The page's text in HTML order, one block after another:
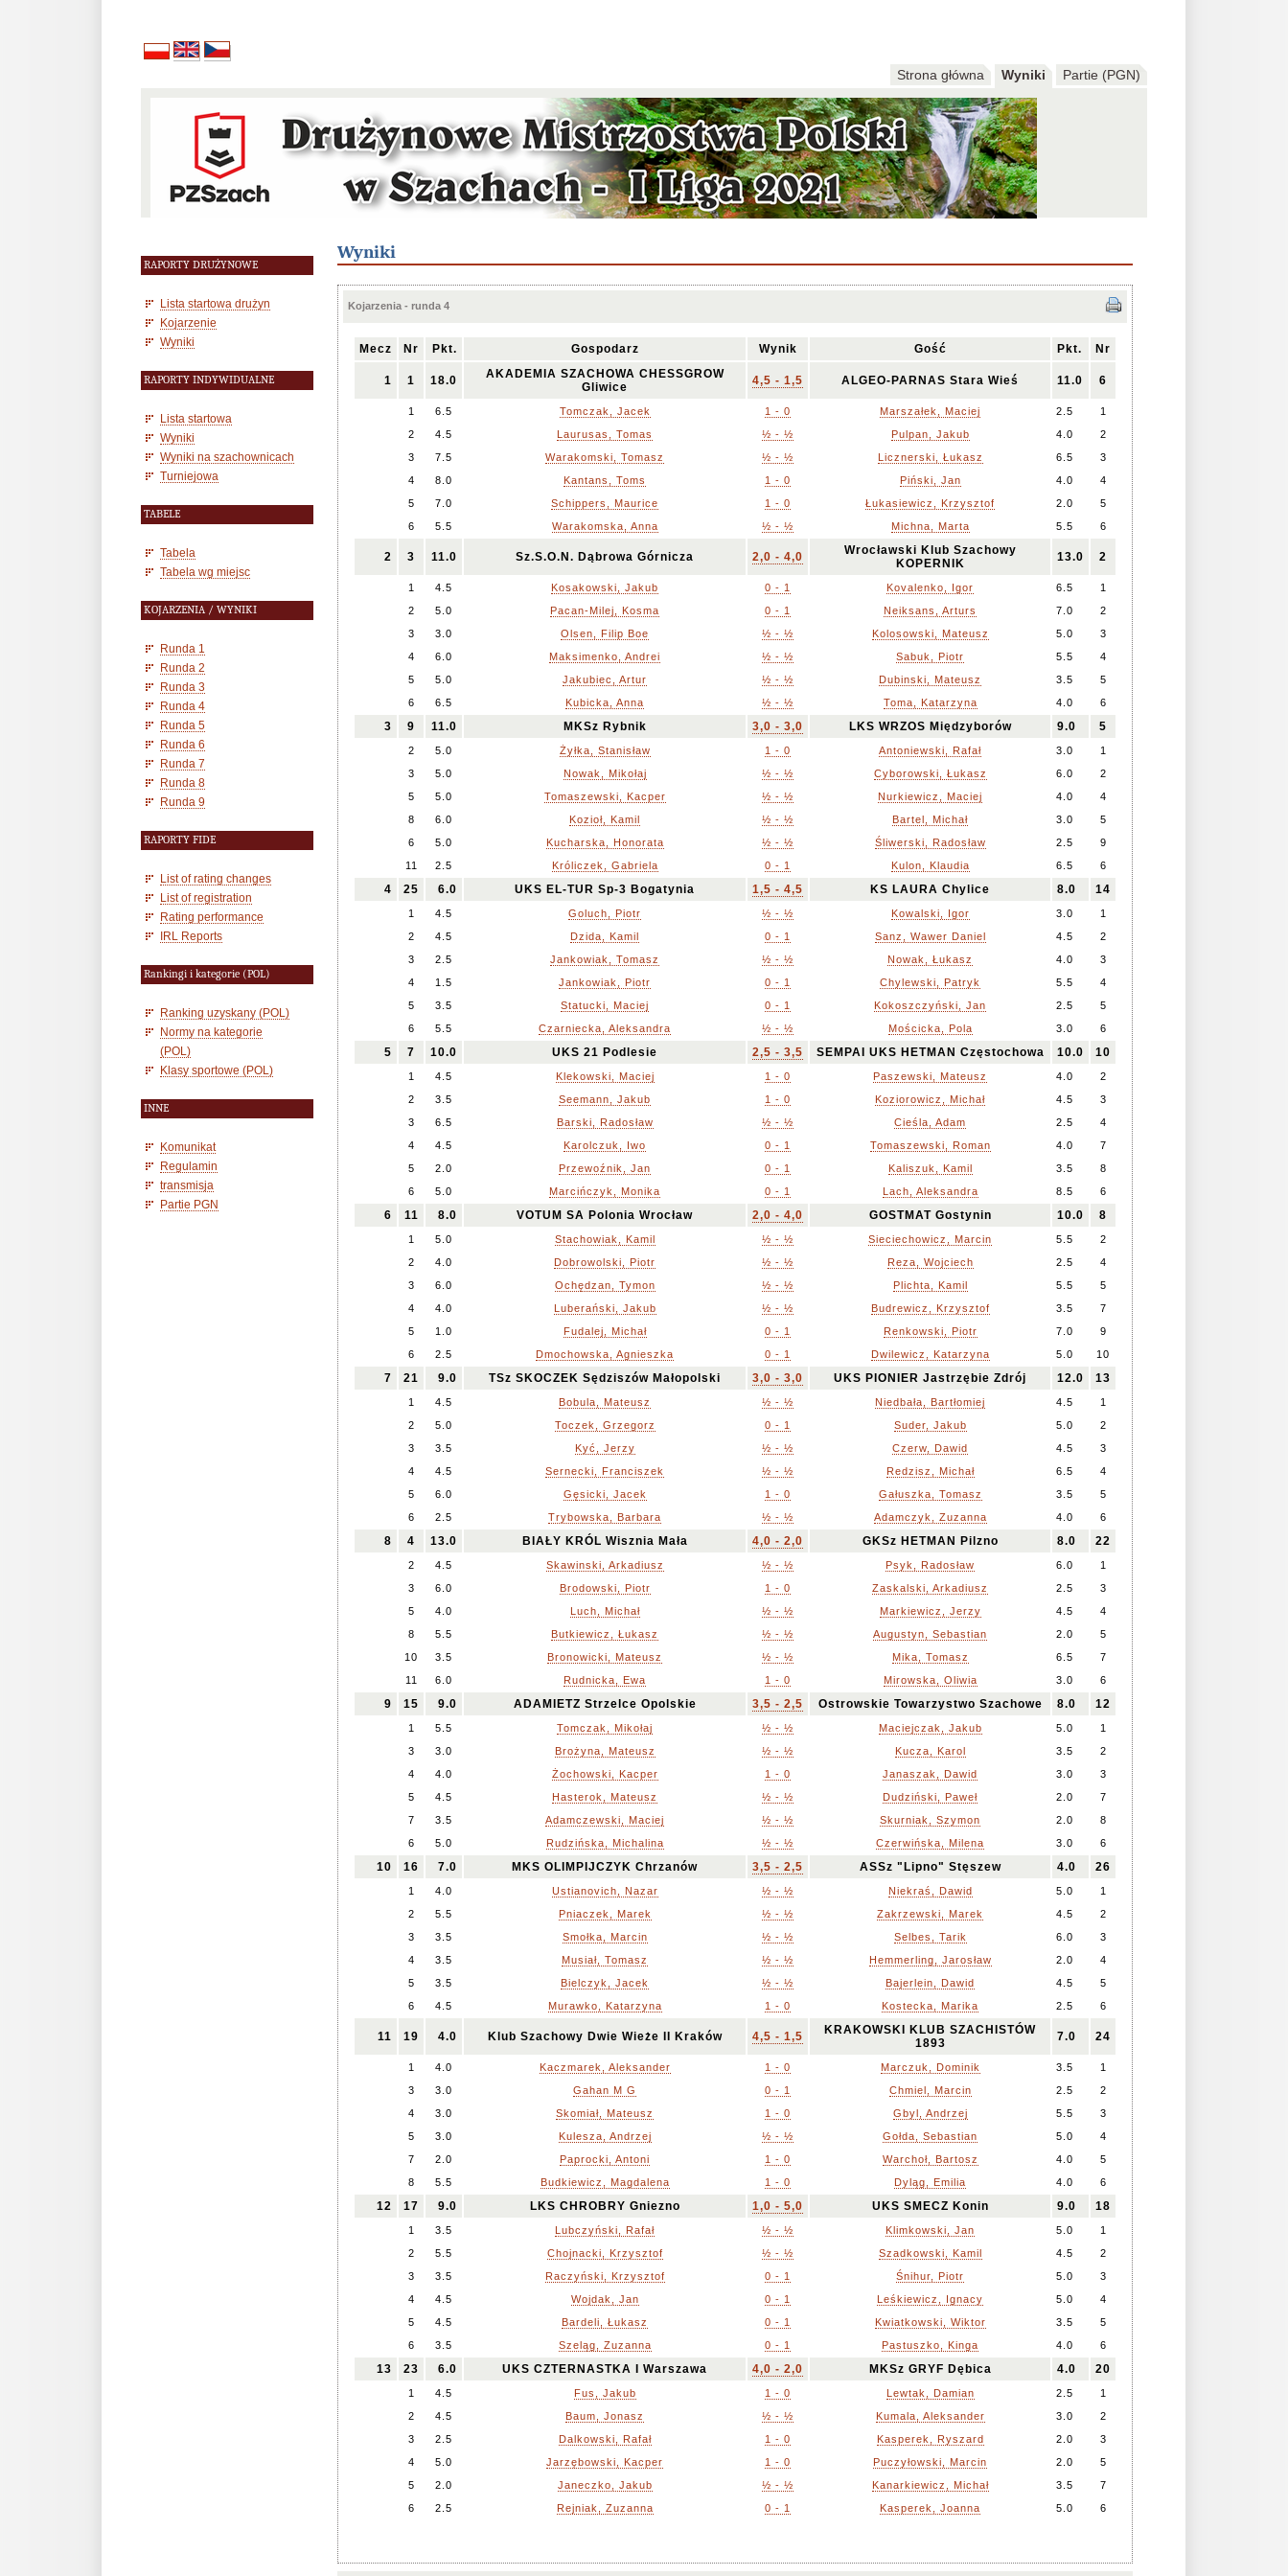
Strona główna Wyniki Partie (PGN)
RAPORTY DRUŻYNOWE
Lista startowa drużyn
Kojarzenie
Wyniki
RAPORTY INDYWIDUALNE
Lista startowa
Wyniki
Wyniki na szachownicach
Turniejowa
TABELE
Tabela
Tabela wg miejsc
KOJARZENIA / WYNIKI
Runda 1
Runda 2
Runda 3
Runda 4
Runda 5
Runda 6
Runda 7
Runda 8
Runda 9
RAPORTY FIDE
List of rating changes
List of registration
Rating performance
IRL Reports
Rankingi i kategorie (POL)
Ranking uzyskany (POL)
Normy na kategorie
(POL)
Klasy sportowe (POL)
INNE
Komunikat
Regulamin
transmisja
Partie PGN
Wyniki
Kojarzenia - runda 4
Mecz Nr Pkt. Gospodarz Wynik Gość Pkt. Nr
1 1 18.0
AKADEMIA SZACHOWA CHESSGROW
Gliwice
4,5 - 1,5 ALGEO-PARNAS Stara Wieś 11.0 6
1 6.5 Tomczak, Jacek 1 - 0 Marszałek, Maciej 2.5
1
2
4.5 Laurusas, Tomas ½ - ½ Pulpan, Jakub 4.0
2
3
7.5 Warakomski, Tomasz ½ - ½ Licznerski, Łukasz 6.5
3
4
8.0 Kantans, Toms 1 - 0 Piński, Jan 4.0
4
5
7.0 Schippers, Maurice 1 - 0 Łukasiewicz, Krzysztof 2.0
5
6
5.5 Warakomska, Anna ½ - ½ Michna, Marta 5.5 6
2 3 11.0 Sz.S.O.N. Dąbrowa Górnicza 2,0 - 4,0
Wrocławski Klub Szachowy
KOPERNIK
13.0 2
1 4.5 Kosakowski, Jakub 0 - 1 Kovalenko, Igor 6.5
1
2
5.0 Pacan-Milej, Kosma 0 - 1 Neiksans, Arturs 7.0
2
3
3.0 Olsen, Filip Boe ½ - ½ Kolosowski, Mateusz 5.0
3
4
6.0 Maksimenko, Andrei ½ - ½ Sabuk, Piotr 5.5
4
5
5.0 Jakubiec, Artur ½ - ½ Dubinski, Mateusz 3.5
5
6
6.5 Kubicka, Anna ½ - ½ Toma, Katarzyna 4.0 6
3 9 11.0 MKSz Rybnik 3,0 - 3,0 LKS WRZOS Międzyborów 9.0 5
2 5.0 Żyłka, Stanisław 1 - 0 Antoniewski, Rafał 3.0
1
3
5.0 Nowak, Mikołaj ½ - ½ Cyborowski, Łukasz 6.0
2
5
5.0 Tomaszewski, Kacper ½ - ½ Nurkiewicz, Maciej 4.0
4
8
6.0 Kozioł, Kamil ½ - ½ Bartel, Michał 3.0
5
6
5.0 Kucharska, Honorata ½ - ½ Śliwerski, Radosław 2.5
9
11
2.5 Króliczek, Gabriela 0 - 1 Kulon, Klaudia 6.5 6
4 25 6.0 UKS EL-TUR Sp-3 Bogatynia 1,5 - 4,5 KS LAURA Chylice 8.0 14
1 4.5 Goluch, Piotr ½ - ½ Kowalski, Igor 3.0
1
2
4.5 Dzida, Kamil 0 - 1 Sanz, Wawer Daniel 4.5
2
3
2.5 Jankowiak, Tomasz ½ - ½ Nowak, Łukasz 4.0
3
4
1.5 Jankowiak, Piotr 0 - 1 Chylewski, Patryk 5.5
4
5
3.5 Statucki, Maciej 0 - 1 Kokoszczyński, Jan 2.5
5
6
5.5 Czarniecka, Aleksandra ½ - ½ Mościcka, Pola 3.0 6
5 7 10.0 UKS 21 Podlesie 2,5 - 3,5 SEMPAI UKS HETMAN Częstochowa 10.0 10
1 4.5 Klekowski, Maciej 1 - 0 Paszewski, Mateusz 4.0
2
2
3.5 Seemann, Jakub 1 - 0 Koziorowicz, Michał 4.5
3
3
6.5 Barski, Radosław ½ - ½ Cieśla, Adam 2.5
4
4
4.5 Karolczuk, Iwo 0 - 1 Tomaszewski, Roman 4.0
7
5
2.0 Przewoźnik, Jan 0 - 1 Kaliszuk, Kamil 3.5
8
6
5.0 Marcińczyk, Monika 0 - 1 Lach, Aleksandra 8.5 6
6 11 8.0 VOTUM SA Polonia Wrocław 2,0 - 4,0 GOSTMAT Gostynin 10.0 8
1 5.0 Stachowiak, Kamil ½ - ½ Sieciechowicz, Marcin 5.5
2
2
4.0 Dobrowolski, Piotr ½ - ½ Reza, Wojciech 2.5
4
3
6.0 Ochędzan, Tymon ½ - ½ Plichta, Kamil 5.5
5
4
4.0 Luberański, Jakub ½ - ½ Budrewicz, Krzysztof 3.5
7
5
1.0 Fudalej, Michał 0 - 1 Renkowski, Piotr 7.0
9
6
2.5 Dmochowska, Agnieszka 0 - 1 Dwilewicz, Katarzyna 5.0 10
7 21 9.0 TSz SKOCZEK Sędziszów Małopolski 3,0 - 3,0 UKS PIONIER Jastrzębie Zdrój 12.0 13
1 4.5 Bobula, Mateusz ½ - ½ Niedbała, Bartłomiej 4.5
1
2
5.0 Toczek, Grzegorz 0 - 1 Suder, Jakub 5.0
2
3
3.5 Kyć, Jerzy ½ - ½ Czerw, Dawid 4.5
3
4
4.5 Sernecki, Franciszek ½ - ½ Redzisz, Michał 6.5
4
5
6.0 Gęsicki, Jacek 1 - 0 Gałuszka, Tomasz 3.5
5
6
2.5 Trybowska, Barbara ½ - ½ Adamczyk, Zuzanna 4.0 6
8 4 13.0 BIAŁY KRÓL Wisznia Mała 4,0 - 2,0 GKSz HETMAN Pilzno 8.0 22
2 4.5 Skawinski, Arkadiusz ½ - ½ Psyk, Radosław 6.0
1
3
6.0 Brodowski, Piotr 1 - 0 Zaskalski, Arkadiusz 2.5
3
5
4.0 Luch, Michał ½ - ½ Markiewicz, Jerzy 4.5
4
8
5.5 Butkiewicz, Łukasz ½ - ½ Augustyn, Sebastian 2.0
5
10
3.5 Bronowicki, Mateusz ½ - ½ Mika, Tomasz 6.5
7
11
6.0 Rudnicka, Ewa 1 - 0 Mirowska, Oliwia 3.0 6
9 15 9.0 ADAMIETZ Strzelce Opolskie 3,5 - 2,5 Ostrowskie Towarzystwo Szachowe 8.0 12
1 5.5 Tomczak, Mikołaj ½ - ½ Maciejczak, Jakub 5.0
1
3
3.0 Brożyna, Mateusz ½ - ½ Kucza, Karol 3.5
2
4
4.0 Żochowski, Kacper 1 - 0 Janaszak, Dawid 3.0
3
5
4.5 Hasterok, Mateusz ½ - ½ Dudziński, Paweł 2.0
7
7
3.5 Adamczewski, Maciej ½ - ½ Skurniak, Szymon 2.0
8
6
5.0 Rudzińska, Michalina ½ - ½ Czerwińska, Milena 3.0 6
10 16 7.0 MKS OLIMPIJCZYK Chrzanów 3,5 - 2,5 ASSz "Lipno" Stęszew 4.0 26
1 4.0 Ustianovich, Nazar ½ - ½ Niekraś, Dawid 5.0
1
2
5.5 Pniaczek, Marek ½ - ½ Zakrzewski, Marek 4.5
2
3
3.5 Smołka, Marcin ½ - ½ Selbes, Tarik 6.0
3
4
3.5 Musiał, Tomasz ½ - ½ Hemmerling, Jarosław 2.0
4
5
3.5 Bielczyk, Jacek ½ - ½ Bajerlein, Dawid 4.5
5
6
4.5 Murawko, Katarzyna 1 - 0 Kostecka, Marika 2.5 6
11 19 4.0 Klub Szachowy Dwie Wieże II Kraków 4,5 - 1,5
KRAKOWSKI KLUB SZACHISTÓW
1893
7.0 24
1 4.0 Kaczmarek, Aleksander 1 - 0 Marczuk, Dominik 3.5
1
3
3.0 Gahan M G 0 - 1 Chmiel, Marcin 2.5
2
4
3.0 Skomiał, Mateusz 1 - 0 Gbyl, Andrzej 5.5
3
5
3.0 Kulesza, Andrzej ½ - ½ Gołda, Sebastian 5.0
4
7
2.0 Paprocki, Antoni 1 - 0 Warchoł, Bartosz 4.0
5
8
5.5 Budkiewicz, Magdalena 1 - 0 Dyląg, Emilia 4.0 6
12 17 9.0 LKS CHROBRY Gniezno 1,0 - 5,0 UKS SMECZ Konin 9.0 18
1 3.5 Lubczyński, Rafał ½ - ½ Klimkowski, Jan 5.0
1
2
5.5 Chojnacki, Krzysztof ½ - ½ Szadkowski, Kamil 4.5
2
3
3.5 Raczyński, Krzysztof 0 - 1 Śnihur, Piotr 5.0
3
4
4.5 Wojdak, Jan 0 - 1 Leśkiewicz, Ignacy 5.0
4
5
4.5 Bardeli, Łukasz 0 - 1 Kwiatkowski, Wiktor 3.5
5
6
3.5 Szeląg, Zuzanna 0 - 1 Pastuszko, Kinga 4.0 6
13 23 6.0 UKS CZTERNASTKA I Warszawa 4,0 - 2,0 MKSz GRYF Dębica 4.0 20
1 4.5 Fus, Jakub 1 - 0 Lewtak, Damian 2.5
1
2
4.5 Baum, Jonasz ½ - ½ Kumala, Aleksander 3.0
2
3
2.5 Dalkowski, Rafał 1 - 0 Kasperek, Ryszard 2.0
3
4
5.0 Jarzębowski, Kacper 1 - 0 Puczyłowski, Marcin 2.0
5
5
2.0 Janeczko, Jakub ½ - ½ Kanarkiewicz, Michał 3.5
7
6
2.5 Rejniak, Zuzanna 0 - 1 Kasperek, Joanna 5.0 6